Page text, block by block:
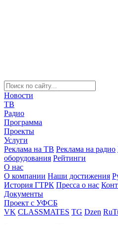
Новости
ТВ
Радио
Программа
Проекты
Услуги
Реклама на ТВ Реклама на радио
оборудования Рейтинги
О нас
О компании Наши достижения
История ГТРК Пресса о нас
Документы
Проект с УФСБ
VK CLASSMATES TG Dzen